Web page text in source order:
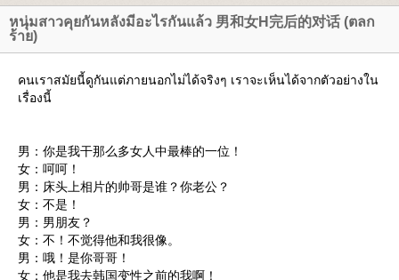
หนุ่มสาวคุยกันหลังมีอะไรกันแล้ว 男和女H完后的对话 (ตลก
ร้าย)
คนเราสมัยนี้ดูกันแต่ภายนอกไม่ได้จริงๆ เราจะเห็นได้จากตัวอย่างใน
เรื่องนี้
男：你是我干那么多女人中最棒的一位！
女：呵呵！
男：床头上相片的帅哥是谁？你老公？
女：不是！
男：男朋友？
女：不！不觉得他和我很像。
男：哦！是你哥哥！
女：他是我去韩国变性之前的我啊！